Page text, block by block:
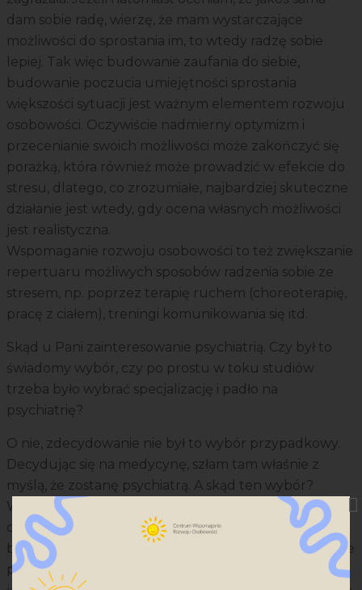
dam sobie radę, wierzę, że mam wystarczające
możliwości do sprostania im, to wtedy radzę sobie
lepiej. Tak więc budowanie zaufania do siebie,
budowanie poczucia umiejętności sprostania
większości sytuacji jest ważnym elementem rozwoju
osobowości. Oczywiście nadmierny optymizm i
przecenianie swoich możliwości może zakończyć się
porażką, która również może prowadzić w efekcie do
stresu, dlatego, co zrozumiałe, najbardziej skuteczne
działanie jest wtedy, gdy ocena własnych możliwości
jest realistyczna.
Wspomaganie rozwoju osobowości to też zwiększanie
repertuaru możliwych sposobów radzenia sobie ze
stresem, np. poprzez terapię ruchem (choreoterapię,
pracę z ciałem), treningi komunikowania się itd.
Skąd u Pani zainteresowanie psychiatrią. Czy był to
świadomy wybór, czy po prostu w toku studiów
trzeba było wybrać specjalizację i padło na
psychiatrię?
O nie, zdecydowanie nie był to wybór przypadkowy.
Decydując się na medycynę, szłam tam właśnie z
myślą, że zostanę psychiatrą. A skąd ten wybór?
Wydaje mi się, że przede wszystkim z tzw. wzorców
osobowych - moja mama miała przyjaciółkę, którą
bardzo lubiła i ceniła jako człowieka, a ona była właśnie
psychiatrą. Była w tym czasie jedynym psychiatrą,